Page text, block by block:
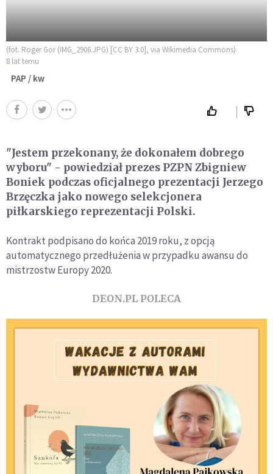
(fot. Roger Gor (IMG_2906.JPG) [CC BY 3.0], via Wikimedia Commons)
8 lat temu
PAP / kw
"Jestem przekonany, że dokonałem dobrego
wyboru" - powiedział prezes PZPN Zbigniew
Boniek podczas oficjalnego prezentacji Jerzego
Brzęczka jako nowego selekcjonera
piłkarskiego reprezentacji Polski.
Kontrakt podpisano do końca 2019 roku, z opcją
automatycznego przedłużenia w przypadku awansu do
mistrzostw Europy 2020.
DEON.PL POLECA